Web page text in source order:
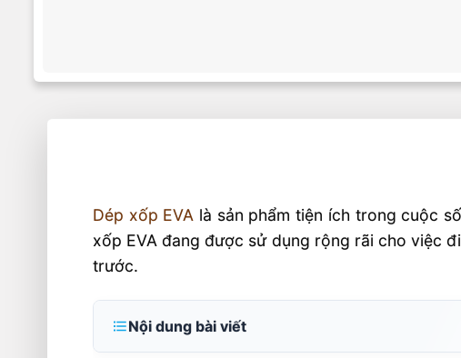
Dép xốp EVA là sản phẩm tiện ích trong cuộc
xốp EVA đang được sử dụng rộng rãi cho việc
trước.
Nội dung bài viết